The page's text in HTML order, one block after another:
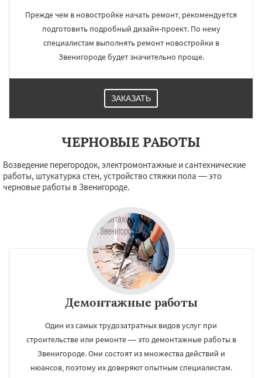
Работаем по
регионам
×
Кашира Клин
Котельники
Лосино-Петровский Луховицы
Наро-Фоминск Ногинск Одинцово
Озеры Орехово-Зуево
Павловский Посад Пересвет
Сергиев Посад
Солнечногорск Купавна
Прежде чем в новостройке начать ремонт, рекомендуется
подготовить подробный дизайн-проект. По нему
специалистам выполнять ремонт новостройки в
Звенигороде будет значительно проще.
ЗАКАЗАТЬ
ЧЕРНОВЫЕ РАБОТЫ
Возведение перегородок, электромонтажные и сантехнические
работы, штукатурка стен, устройство стяжки пола — это
черновые работы в Звенигороде.
Демонтажные работы
Один из самых трудозатратных видов услуг при
строительстве или ремонте — это демонтажные работы в
Звенигороде. Они состоят из множества действий и
нюансов, поэтому их доверяют опытным специалистам.
УЗНАТЬ ПОДРОБНЕЕ ×
Даю согласие на обработку персональных данных